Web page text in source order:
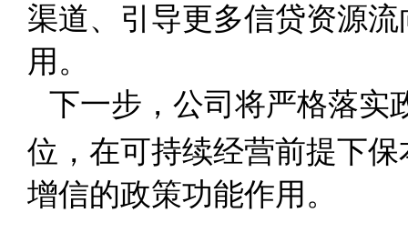
渠道、引导更多信贷资源
用。
下一步，公司将严格落实
位，在可持续经营前提下
增信的政策功能作用。